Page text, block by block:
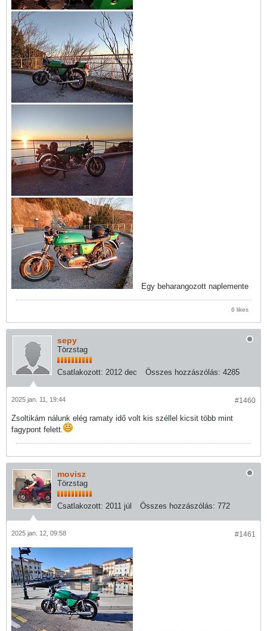
Egy beharangozott naplemente
6 likes
sepy
Törzstag
Csatlakozott: 2012 dec Összes hozzászólás: 4285
#1460
2025 jan. 11, 19:44
Zsoltikám nálunk elég ramaty idő volt kis széllel kicsit több mint
fagypont felett.
movisz
Törzstag
Csatlakozott: 2011 júl Összes hozzászólás: 772
#1461
2025 jan. 12, 09:58